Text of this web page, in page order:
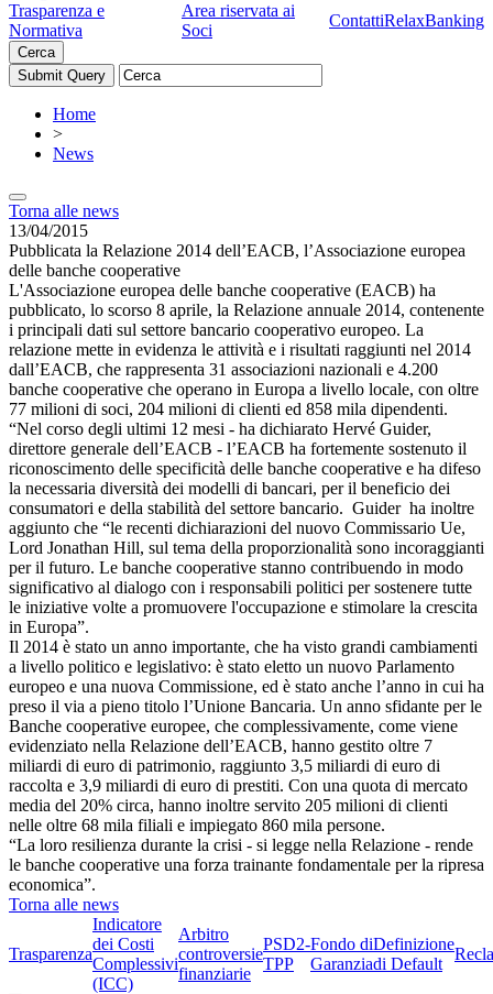
Trasparenza e
Normativa
Area riservata ai
Soci
ContattiRelaxBanking
Cerca
Home
>
News
Torna alle news
13/04/2015
Pubblicata la Relazione 2014 dell’EACB, l’Associazione europea
delle banche cooperative
L'Associazione europea delle banche cooperative (EACB) ha
pubblicato, lo scorso 8 aprile, la Relazione annuale 2014, contenente
i principali dati sul settore bancario cooperativo europeo. La
relazione mette in evidenza le attività e i risultati raggiunti nel 2014
dall’EACB, che rappresenta 31 associazioni nazionali e 4.200
banche cooperative che operano in Europa a livello locale, con oltre
77 milioni di soci, 204 milioni di clienti ed 858 mila dipendenti.
“Nel corso degli ultimi 12 mesi - ha dichiarato Hervé Guider,
direttore generale dell’EACB - l’EACB ha fortemente sostenuto il
riconoscimento delle specificità delle banche cooperative e ha difeso
la necessaria diversità dei modelli di bancari, per il beneficio dei
consumatori e della stabilità del settore bancario. Guider ha inoltre
aggiunto che “le recenti dichiarazioni del nuovo Commissario Ue,
Lord Jonathan Hill, sul tema della proporzionalità sono incoraggianti
per il futuro. Le banche cooperative stanno contribuendo in modo
significativo al dialogo con i responsabili politici per sostenere tutte
le iniziative volte a promuovere l'occupazione e stimolare la crescita
in Europa”.
Il 2014 è stato un anno importante, che ha visto grandi cambiamenti
a livello politico e legislativo: è stato eletto un nuovo Parlamento
europeo e una nuova Commissione, ed è stato anche l’anno in cui ha
preso il via a pieno titolo l’Unione Bancaria. Un anno sfidante per le
Banche cooperative europee, che complessivamente, come viene
evidenziato nella Relazione dell’EACB, hanno gestito oltre 7
miliardi di euro di patrimonio, raggiunto 3,5 miliardi di euro di
raccolta e 3,9 miliardi di euro di prestiti. Con una quota di mercato
media del 20% circa, hanno inoltre servito 205 milioni di clienti
nelle oltre 68 mila filiali e impiegato 860 mila persone.
“La loro resilienza durante la crisi - si legge nella Relazione - rende
le banche cooperative una forza trainante fondamentale per la ripresa
economica”.
Torna alle news
Trasparenza
Indicatore
dei Costi
Complessivi
(ICC)
Arbitro
controversie
finanziarie
PSD2-
TPP
Fondo di
Garanzia
Definizione
di Default